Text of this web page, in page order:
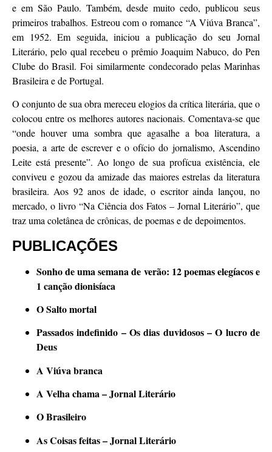
e em São Paulo. Também, desde muito cedo, publicou seus
primeiros trabalhos. Estreou com o romance “A Viúva Branca”,
em 1952. Em seguida, iniciou a publicação do seu Jornal
Literário, pelo qual recebeu o prêmio Joaquim Nabuco, do Pen
Clube do Brasil. Foi similarmente condecorado pelas Marinhas
Brasileira e de Portugal.
O conjunto de sua obra mereceu elogios da crítica literária, que o
colocou entre os melhores autores nacionais. Comentava-se que
“onde houver uma sombra que agasalhe a boa literatura, a
poesia, a arte de escrever e o ofício do jornalismo, Ascendino
Leite está presente”. Ao longo de sua profícua existência, ele
conviveu e gozou da amizade das maiores estrelas da literatura
brasileira. Aos 92 anos de idade, o escritor ainda lançou, no
mercado, o livro “Na Ciência dos Fatos – Jornal Literário”, que
traz uma coletânea de crônicas, de poemas e de depoimentos.
PUBLICAÇÕES
Sonho de uma semana de verão: 12 poemas elegíacos e
1 canção dionisíaca
O Salto mortal
Passados indefinido – Os dias duvidosos – O lucro de
Deus
A Viúva branca
A Velha chama – Jornal Literário
O Brasileiro
As Coisas feitas – Jornal Literário